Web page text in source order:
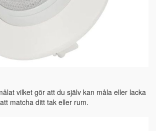
vilket gör att du själv kan måla eller lacka
matcha ditt tak eller rum.